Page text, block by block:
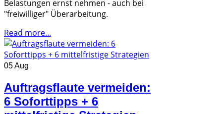
Belastungen ernst nehmen - auch bei
"freiwilliger" Überarbeitung.
Read more...
05 Aug
Auftragsflaute vermeiden:
6 Soforttipps + 6